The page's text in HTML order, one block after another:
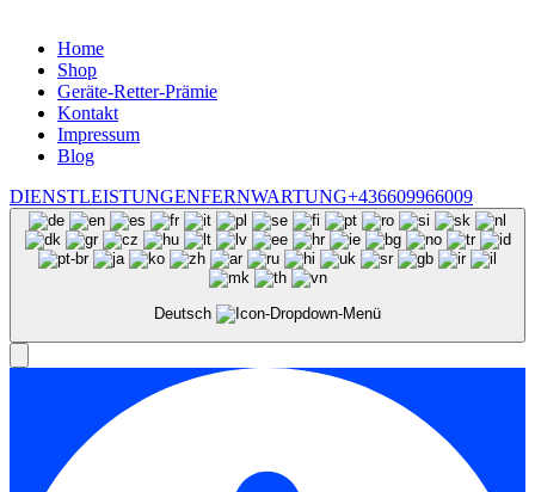
Home
Shop
Geräte-Retter-Prämie
Kontakt
Impressum
Blog
DIENSTLEISTUNGENFERNWARTUNG+436609966009
Deutsch